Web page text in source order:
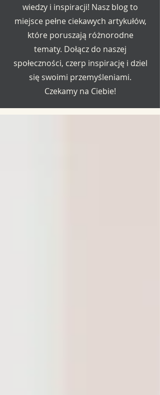
wiedzy i inspiracji! Nasz blog to
miejsce pełne ciekawych artykułów,
które poruszają różnorodne
tematy. Dołącz do naszej
społeczności, czerp inspirację i dziel
się swoimi przemyśleniami.
Czekamy na Ciebie!